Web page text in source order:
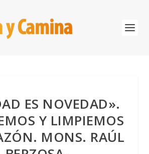
ES NOVEDAD».
Y LIMPIEMOS
MONS. RAÚL